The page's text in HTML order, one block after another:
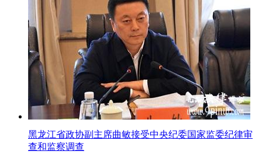
黑龙江省政协副主席曲敏接受中央纪委国家监委纪律审
查和监察调查